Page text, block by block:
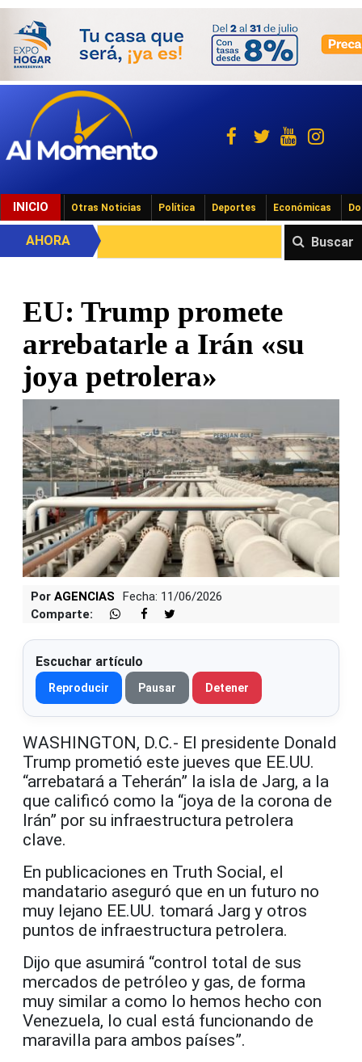
INICIO Otras Noticias Política Deportes Económicas
Buscar
AHORA
EU: Trump promete
arrebatarle a Irán «su
joya petrolera»
Por AGENCIAS
Fecha: 11/06/2026
Comparte:
Escuchar artículo
Reproducir Pausar Detener
WASHINGTON, D.C.- El presidente Donald
Trump prometió este jueves que EE.UU.
“arrebatará a Teherán” la isla de Jarg, a la
que calificó como la “joya de la corona de
Irán” por su infraestructura petrolera
clave.
En publicaciones en Truth Social, el
mandatario aseguró que en un futuro no
muy lejano EE.UU. tomará Jarg y otros
puntos de infraestructura petrolera.
Dijo que asumirá “control total de sus
mercados de petróleo y gas, de forma
muy similar a como lo hemos hecho con
Venezuela, lo cual está funcionando de
maravilla para ambos países”.